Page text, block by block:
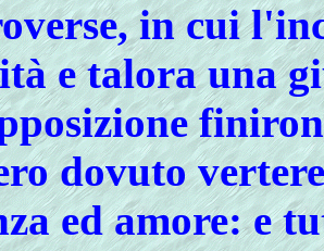
in cui
e talora una
dovuto
ed amore: e